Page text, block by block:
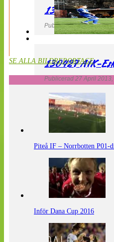
130427 LdB FC
Publicerad 27 April
130427 AIK-
Publicerad 27 April
SE ALLA BILDREPORTAGE
Piteå IF – Norrbotten P01-
Inför Dana Cup 2016